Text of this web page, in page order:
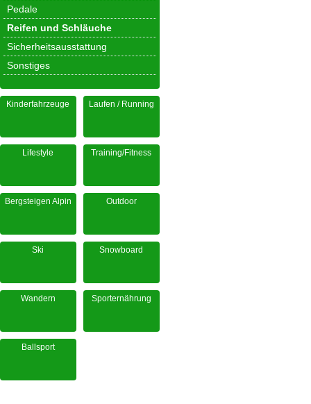
Pedale
Reifen und Schläuche
Sicherheitsausstattung
Sonstiges
Kinderfahrzeuge Laufen / Running
Lifestyle Training/Fitness
Bergsteigen Alpin Outdoor
Ski Snowboard
Wandern Sporternährung
Ballsport